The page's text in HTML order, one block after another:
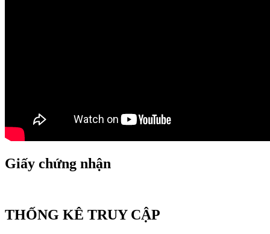
Giấy chứng nhận
THỐNG KÊ TRUY CẬP